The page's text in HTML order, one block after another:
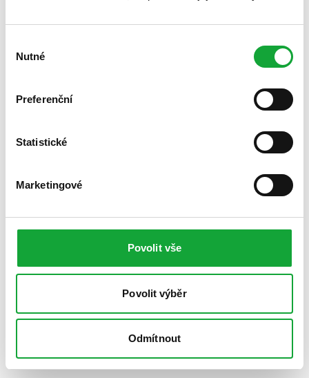
souhlasu
Nutné
Preferenční
Statistické
Marketingové
Povolit vše
Povolit výběr
Odmítnout